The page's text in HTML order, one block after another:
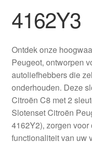
Betalingen
Contact
Kassa
Klachten
Klachtenprocedure
4162Y3
Ontdek onze
Peugeot, ontworpen
autoliefhebbers die
onderhouden. Deze
Citroën C8 met 2
Slotenset Citroën
4162Y2), zorgen
functionaliteit van uw